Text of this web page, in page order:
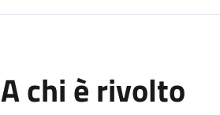
A chi è rivolto